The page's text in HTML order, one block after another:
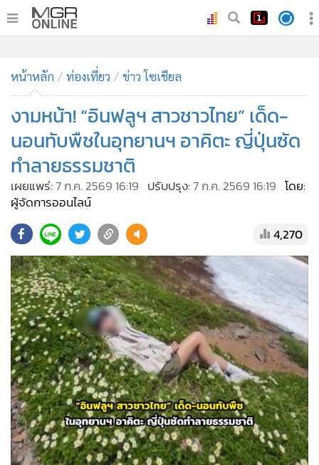
• ทันเหตุการณ์
• ภาคใต้
• ภูมิภาค
• Online Section
• บันเทิง
• ผู้จัดการรายวัน
• คอลัมนิสต์
• ละคร
• CbizReview
• Cyber BIZ
• ผู้จัดกวน
• Good health & Well-being
• Green Innovation & SD
• Management & HR
• MGR Live
• Infographic
• การเมือง
• ท่องเที่ยว
หน้าหลัก ท่องเที่ยว ข่าว โซเชียล
งามหน้า! “อินฟลูฯ สาวชาวไทย” เด็ด-
นอนทับพืชในอุทยานฯ อาคิตะ ญี่ปุ่นซัด
ทำลายธรรมชาติ
เผยแพร่:7 ก.ค. 2569 16:19 ปรับปรุง:7 ก.ค. 2569 16:19 โดย:
ผู้จัดการออนไลน์
4,270